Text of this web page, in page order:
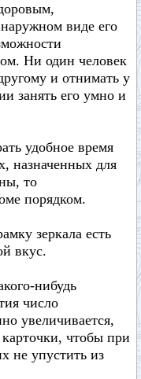
виде его
Ни один человек
и отнимать у
занять его умно и
удобное время
назначенных для
то
порядком.
зеркала есть
вкус.
нибудь
число
увеличивается,
чтобы при
не упустить из